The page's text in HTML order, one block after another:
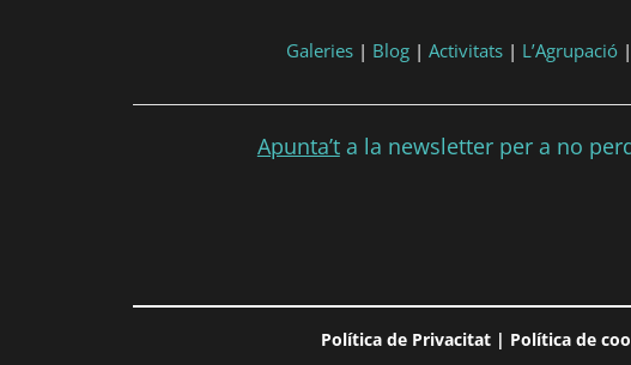
Galeries| Blog| Activitats| L’Agrupació
Apunta’ta la newsletter per a no
Política de Privacitat| Política de